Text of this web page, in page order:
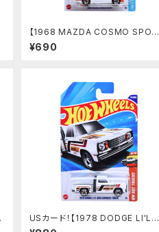
【1968 MAZDA COSMO SPOR
T】オレンジ
¥690
USカード！【1978 DODGE LI'L R
ED EXPRESS TRUCK】ホワイト